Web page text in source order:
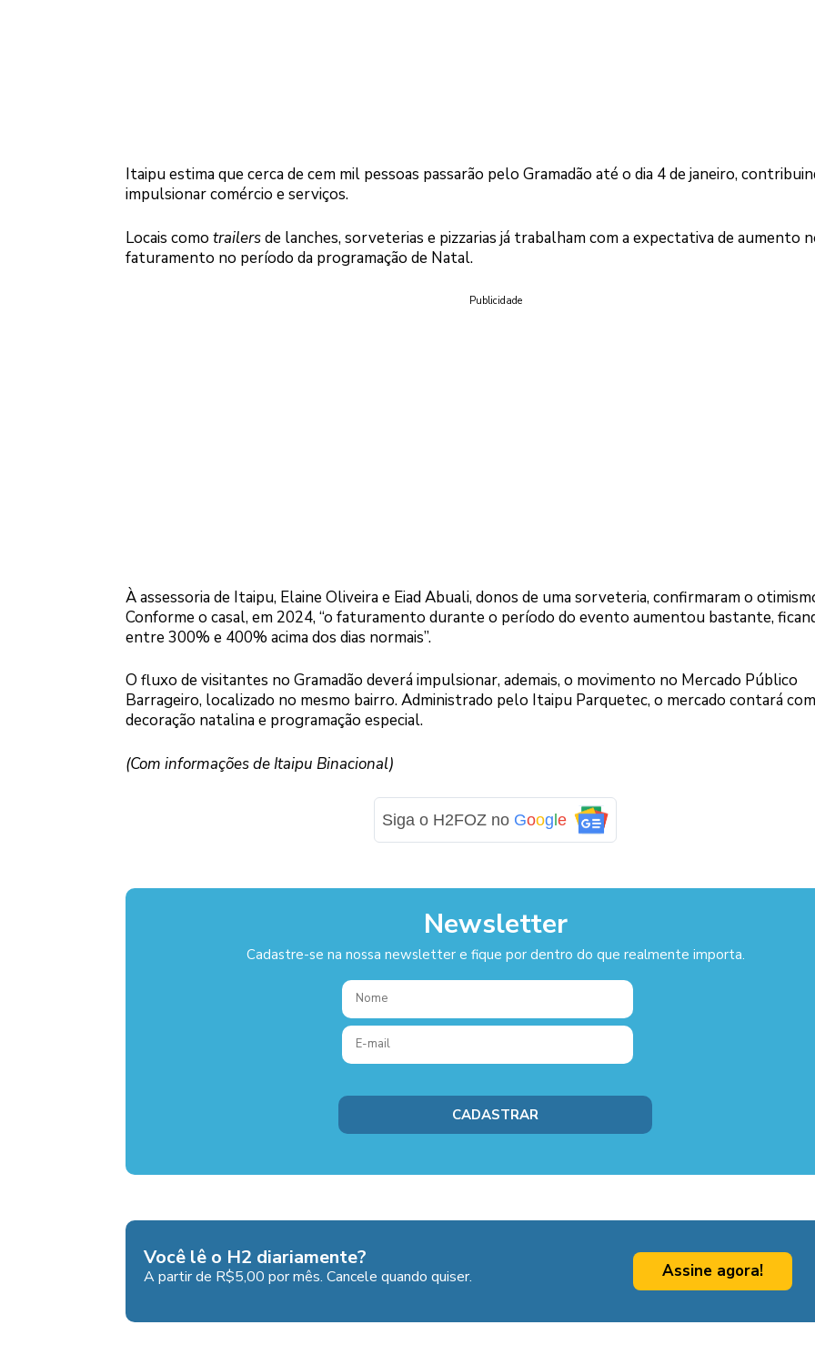
Itaipu estima que cerca de cem mil pessoas passarão pelo Gramadão até o dia 4 de janeiro,
impulsionar comércio e serviços.
Locais como trailersde lanches, sorveterias e pizzarias já trabalham com a expectativa de aumento
faturamento no período da programação de Natal.
Publicidade
À assessoria de Itaipu, Elaine Oliveira e Eiad Abuali, donos de uma sorveteria, confirmaram o
Conforme o casal, em 2024, “o faturamento durante o período do evento aumentou bastante,
entre 300% e 400% acima dos dias normais”.
O fluxo de visitantes no Gramadão deverá impulsionar, ademais, o movimento no Mercado Público
Barrageiro, localizado no mesmo bairro. Administrado pelo Itaipu Parquetec, o mercado contará com
decoração natalina e programação especial.
(Com informações de Itaipu Binacional)
Siga o H2FOZ no Goog le
Newsletter
Cadastre-se na nossa newsletter e fique por dentro do que realmente importa.
Você lê o H2 diariamente?
A partir de R$5,00 por mês. Cancele quando quiser. Assine agora!